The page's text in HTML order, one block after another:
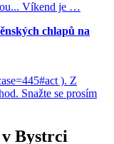
Víkend je …
chlapů na
). Z
Snažte se prosím
Bystrci